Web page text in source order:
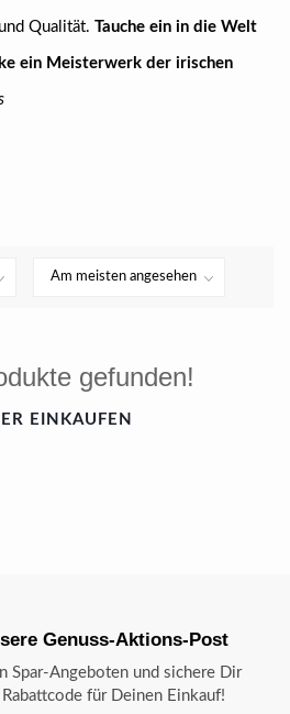
Qualität. Tauche ein in die Welt
ein Meisterwerk der irischen
gefunden!
EINKAUFEN
Genuss-Aktions-Post
Spar-Angeboten und sichere Dir
für Deinen Einkauf!